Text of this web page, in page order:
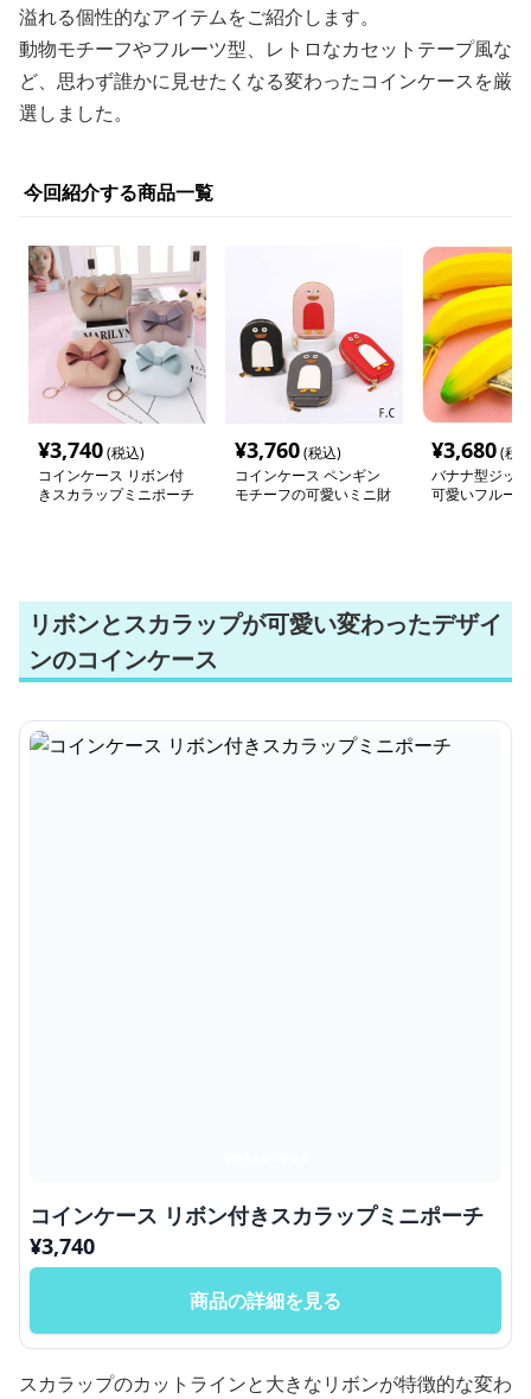
溢れる個性的なアイテムをご紹介します。
動物モチーフやフルーツ型、レトロなカセットテープ風な
ど、思わず誰かに見せたくなる変わったコインケースを厳
選しました。
今回紹介する商品一覧
¥3,740(税込)
コインケース リボン付
きスカラップミニポーチ
¥3,760(税込)
コインケース ペンギン
モチーフの可愛いミニ財
¥3,680(税
バナナ型ジッ
可愛いフルー
リボンとスカラップが可愛い変わったデザイ
ンのコインケース
コインケース リボン付きスカラップミニポーチ
¥3,740
商品の詳細を見る
スカラップのカットラインと大きなリボンが特徴的な変わ